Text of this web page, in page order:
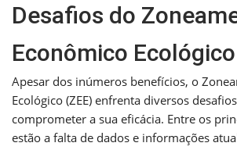
Desafios do
Econômico
Apesar dos inúmeros benefícios, o
Ecológico (ZEE) enfrenta diversos
comprometer a sua eficácia. Entre os
estão a falta de dados e informações